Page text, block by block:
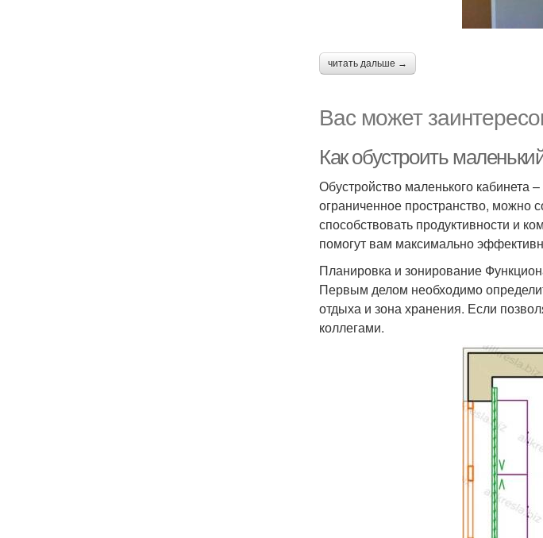
читать дальше →
Вас может
Как обустроить
Обустройство маленького кабинета
ограниченное пространство, можно
способствовать продуктивности и
помогут вам максимально
Планировка и зонирование
Первым делом необходимо
отдыха и зона хранения. Если
коллегами.